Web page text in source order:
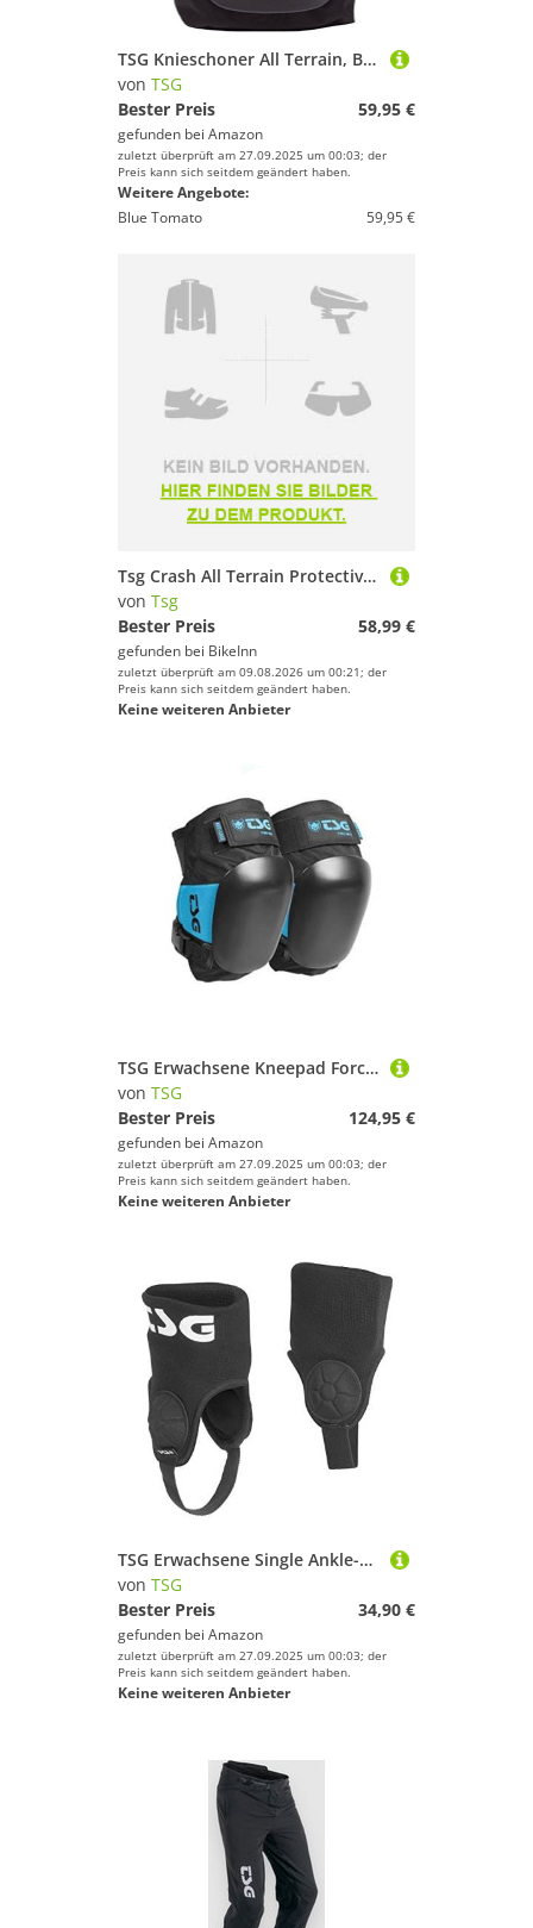
TSG Knieschoner All Terrain, Black, M
von TSG
Bester Preis
59,95 €
gefunden bei Amazon
zuletzt überprüft am 27.09.2025 um 00:03; der
Preis kann sich seitdem geändert haben.
Weitere Angebote:
Blue Tomato
59,95 €
Tsg Crash All Terrain Protective Shorts Schwarz L
von Tsg
Bester Preis
58,99 €
gefunden bei BikeInn
zuletzt überprüft am 09.08.2026 um 00:21; der
Preis kann sich seitdem geändert haben.
Keine weiteren Anbieter
TSG Erwachsene Kneepad Force III A Knieschoner, Black, M
von TSG
Bester Preis
124,95 €
gefunden bei Amazon
zuletzt überprüft am 27.09.2025 um 00:03; der
Preis kann sich seitdem geändert haben.
Keine weiteren Anbieter
TSG Erwachsene Single Ankle-Guard Cam Schützer, Black, S/M
von TSG
Bester Preis
34,90 €
gefunden bei Amazon
zuletzt überprüft am 27.09.2025 um 00:03; der
Preis kann sich seitdem geändert haben.
Keine weiteren Anbieter